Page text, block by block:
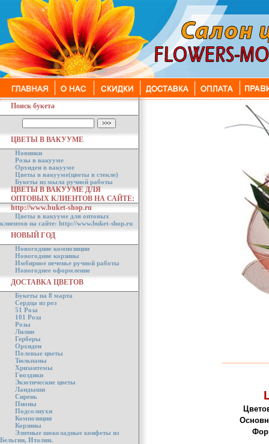
Поиск букета
ЦВЕТЫ В ВАКУУМЕ
Новинки
Розы в вакууме
Орхидеи в вакууме
Цветы в вакууме(цветы в стекле)
Букеты из мыла ручной работы
ЦВЕТЫ В ВАКУУМЕ ДЛЯ
ОПТОВЫХ КЛИЕНТОВ НА САЙТЕ:
http://www.buket-shop.ru
Цветы в вакууме для оптовых
клиентов на сайте: http://www.buket-shop.ru
НОВЫЙ ГОД
Новогодние композиции
Новогодние корзины
Имбирное печенье ручной работы
Новогоднее оформление
ДОСТАВКА ЦВЕТОВ
Букеты на 8 марта
Сердца из роз
51 Роза
101 Роза
Розы
Лилии
Герберы
Орхидеи
Полевые цветы
Тюльпаны
Хризантемы
Гвоздики
Экзотические цветы
Ландыши
Сирень
Пионы
Подсолнухи
Композиции
Корзины
Элитные шоколадные конфеты из
Бельгии, Италии.